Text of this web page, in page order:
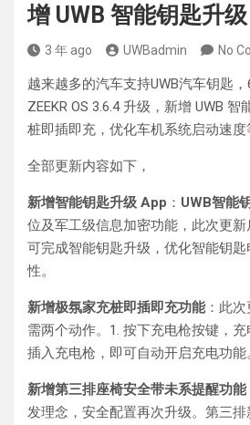
增 UWB 智能钥匙升级
3 年 ago UWBadmin No
越来越多的汽车支持UWB汽车钥匙
ZEEKR OS 3.6.4 升级，新增 UWB
桩即插即充，优化车机系统启动速度
全部更新内容如下，
新增智能钥匙升级 App ： UWB智能
位及军工级信息加密功能，此次更
可完成智能钥匙升级，优化智能钥
性。
新增极氛家充桩即插即充功能：此次
需两个动作。1. 按下充电枪按键，
插入充电枪，即可自动开启充电功能
新增第三排座椅安全带未系提醒功能
发理念，安全配置再次升级。第三